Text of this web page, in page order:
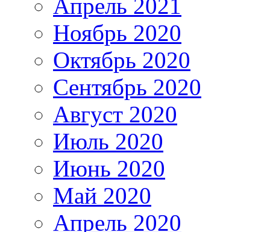
Апрель 2021
Ноябрь 2020
Октябрь 2020
Сентябрь 2020
Август 2020
Июль 2020
Июнь 2020
Май 2020
Апрель 2020